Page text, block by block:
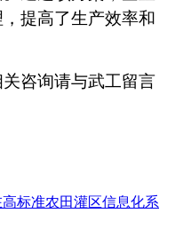
提高了生产效率和
咨询请与武工留言
标准农田灌区信息化系